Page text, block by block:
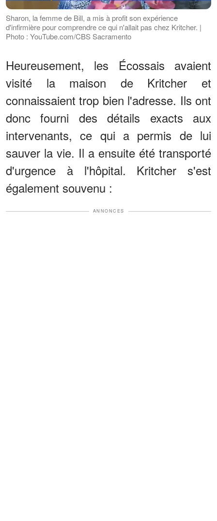
Sharon, la femme de Bill, a mis à profit son expérience
d'infirmière pour comprendre ce qui n'allait pas chez Kritcher. |
Photo : YouTube.com/CBS Sacramento
Heureusement, les Écossais avaient
visité la maison de Kritcher et
connaissaient trop bien l'adresse. Ils ont
donc fourni des détails exacts aux
intervenants, ce qui a permis de lui
sauver la vie. Il a ensuite été transporté
d'urgence à l'hôpital. Kritcher s'est
également souvenu :
ANNONCES